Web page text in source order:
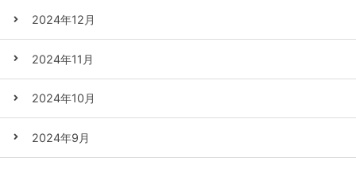
2024年12月
2024年11月
2024年10月
2024年9月